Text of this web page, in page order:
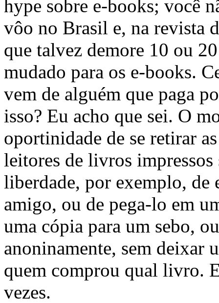
hype sobre e-books; você
vôo no Brasil e, na revista
que talvez demore 10 ou
mudado para os e-books.
vem de alguém que paga
isso? Eu acho que sei. O
oportinidade de se retirar
leitores de livros
liberdade, por exemplo, de
amigo, ou de pega-lo em
uma cópia para um sebo,
anoninamente, sem deixar
quem comprou qual livro.
vezes.